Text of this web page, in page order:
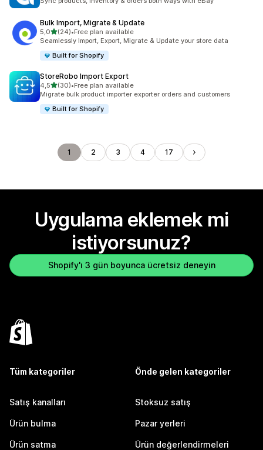
Bulk Import, Migrate & Update
5,05 yıldız üzerinden
(24)
toplam 24 değerlendirme
•Free plan available
Seamlessly Import, Export, Migrate & Update your store data
Built for Shopify
StoreRobo Import Export
4,55 yıldız üzerinden
(30)
toplam 30 değerlendirme
•Free plan available
Migrate bulk product importer exporter orders and customers
Built for Shopify
1 2 3 4 17
Uygulama eklemek mi
istiyorsunuz?
Shopify'ı 3 gün boyunca ücretsiz deneyin
Tüm kategoriler
Satış kanalları
Ürün bulma
Ürün satma
Önde gelen kategoriler
Stoksuz satış
Pazar yerleri
Ürün değerlendirmeleri